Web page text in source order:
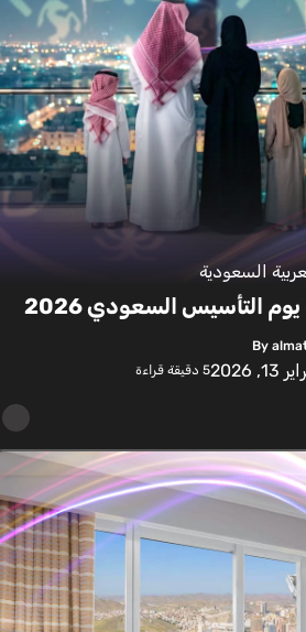
السعودية
التأسيس السعودي 2026
By
2026
5دقيقة قراءة